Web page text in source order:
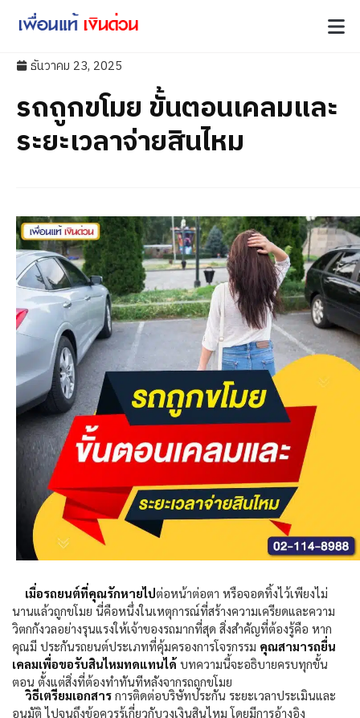
ธันวาคม 23, 2025
รถถูกขโมย ขั้นตอนเคลมและ
ระยะเวลาจ่ายสินไหม
เมื่อรถยนต์ที่คุณรักหายไปต่อหน้าต่อตา หรือจอดทิ้งไว้เพียงไม่
นานแล้วถูกขโมย นี่คือหนึ่งในเหตุการณ์ที่สร้างความเครียดและความ
วิตกกังวลอย่างรุนแรงให้เจ้าของรถมากที่สุด สิ่งสำคัญที่ต้องรู้คือ หาก
คุณมี ประกันรถยนต์ประเภทที่คุ้มครองการโจรกรรม คุณสามารถยื่น
เคลมเพื่อขอรับสินไหมทดแทนได้ บทความนี้จะอธิบายครบทุกขั้น
ตอน ตั้งแต่สิ่งที่ต้องทำทันทีหลังจากรถถูกขโมย
วิธีเตรียมเอกสาร การติดต่อบริษัทประกัน ระยะเวลาประเมินและ
อนุมัติ ไปจนถึงข้อควรรู้เกี่ยวกับวงเงินสินไหม โดยมีการอ้างอิง